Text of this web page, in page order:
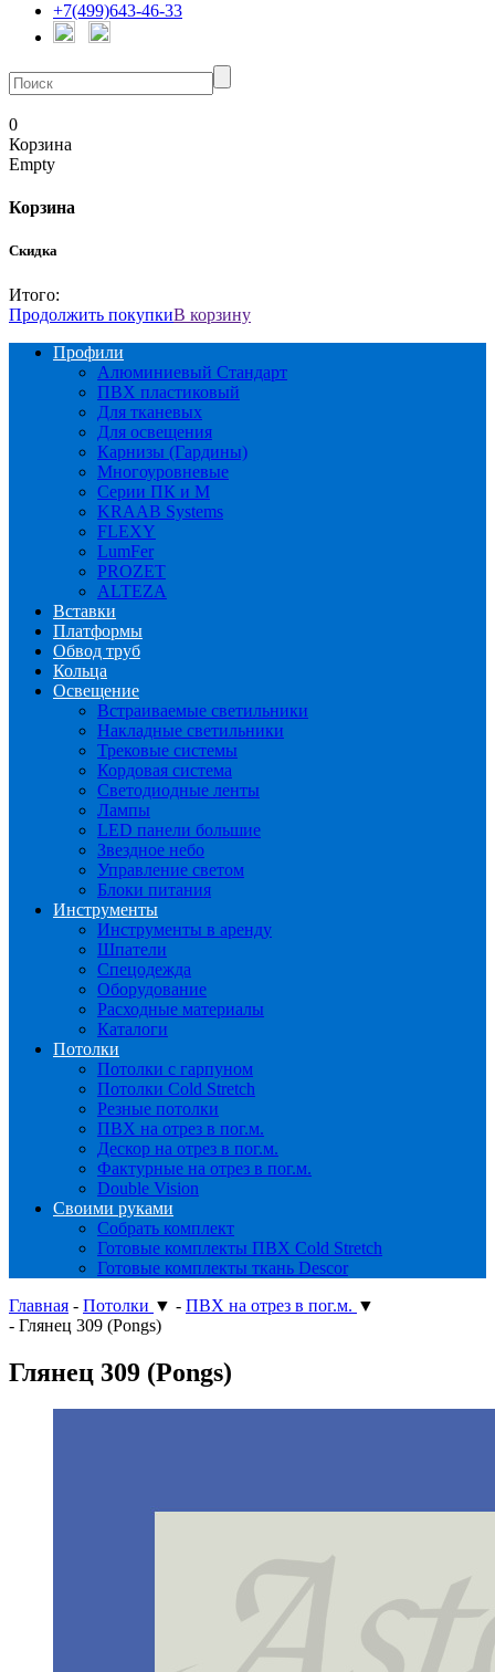
+7(499)643-46-33
0
Корзина
Empty
Корзина
Скидка
Итого:
Продолжить покупкиВ корзину
Профили
Алюминиевый Стандарт
ПВХ пластиковый
Для тканевых
Для освещения
Карнизы (Гардины)
Многоуровневые
Серии ПК и М
KRAAB Systems
FLEXY
LumFer
PROZET
ALTEZA
Вставки
Платформы
Обвод труб
Кольца
Освещение
Встраиваемые светильники
Накладные светильники
Трековые системы
Кордовая система
Светодиодные ленты
Лампы
LED панели большие
Звездное небо
Управление светом
Блоки питания
Инструменты
Инструменты в аренду
Шпатели
Спецодежда
Оборудование
Расходные материалы
Каталоги
Потолки
Потолки с гарпуном
Потолки Cold Stretch
Резные потолки
ПВХ на отрез в пог.м.
Дескор на отрез в пог.м.
Фактурные на отрез в пог.м.
Double Vision
Своими руками
Собрать комплект
Готовые комплекты ПВХ Cold Stretch
Готовые комплекты ткань Descor
Главная - Потолки ▼ - ПВХ на отрез в пог.м. ▼
- Глянец 309 (Pongs)
Глянец 309 (Pongs)